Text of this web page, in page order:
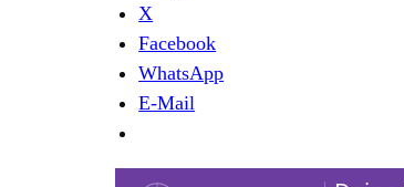
X
Facebook
WhatsApp
E-Mail